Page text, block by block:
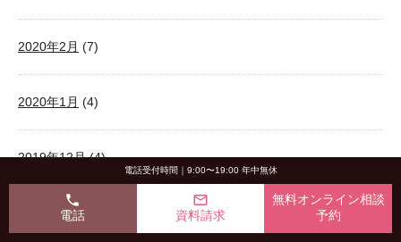
2020年2月 (7)
2020年1月 (4)
2019年12月(4)
2019年11月
電話受付時間｜9:00〜19:00 年中無休
phone
電話
mail_outline
資料請求
無料オンライン相談
予約